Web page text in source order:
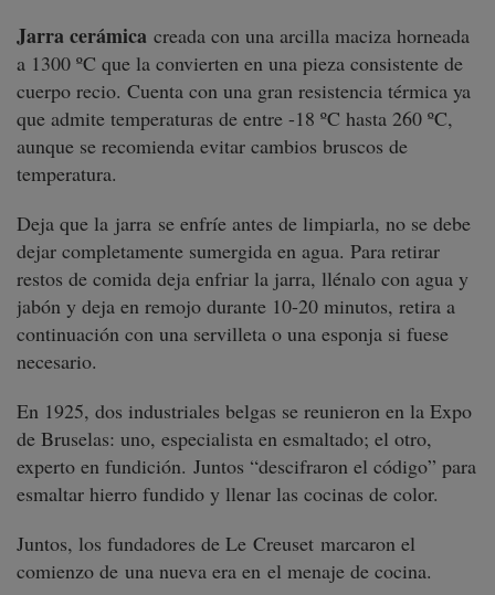
Jarra cerámica creada con una arcilla maciza horneada
a 1300 ºC que la convierten en una pieza consistente de
cuerpo recio. Cuenta con una gran resistencia térmica ya
que admite temperaturas de entre -18 ºC hasta 260 ºC,
aunque se recomienda evitar cambios bruscos de
temperatura.
Deja que la jarra se enfríe antes de limpiarla, no se debe
dejar completamente sumergida en agua. Para retirar
restos de comida deja enfriar la jarra, llénalo con agua y
jabón y deja en remojo durante 10-20 minutos, retira a
continuación con una servilleta o una esponja si fuese
necesario.
En 1925, dos industriales belgas se reunieron en la Expo
de Bruselas: uno, especialista en esmaltado; el otro,
experto en fundición. Juntos “descifraron el código” para
esmaltar hierro fundido y llenar las cocinas de color.
Juntos, los fundadores de Le Creuset marcaron el
comienzo de una nueva era en el menaje de cocina.